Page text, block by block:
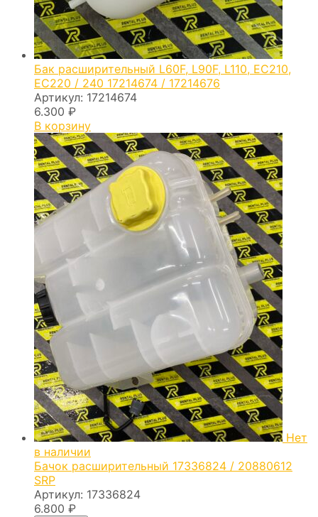
Бак расширительный L60F, L90F, L110, EC210,
EС220 / 240 17214674 / 17214676
Артикул: 17214674
6.300 ₽
В корзину
Нет
в наличии
Бачок расширительный 17336824 / 20880612
SRP
Артикул: 17336824
6.800 ₽